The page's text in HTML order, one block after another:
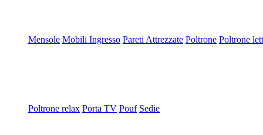
Mensole Mobili Ingresso Pareti Attrezzate Poltrone Poltrone
Poltrone relax Porta TV Pouf Sedie